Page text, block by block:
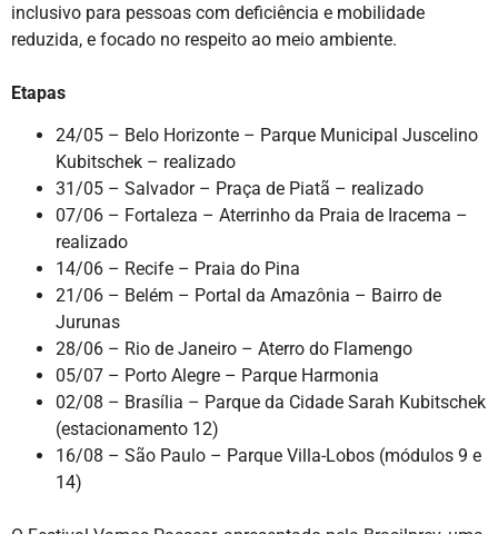
inclusivo para pessoas com deficiência e mobilidade
reduzida, e focado no respeito ao meio ambiente.
Etapas
24/05 – Belo Horizonte – Parque Municipal Juscelino
Kubitschek – realizado
31/05 – Salvador – Praça de Piatã – realizado
07/06 – Fortaleza – Aterrinho da Praia de Iracema –
realizado
14/06 – Recife – Praia do Pina
21/06 – Belém – Portal da Amazônia – Bairro de
Jurunas
28/06 – Rio de Janeiro – Aterro do Flamengo
05/07 – Porto Alegre – Parque Harmonia
02/08 – Brasília – Parque da Cidade Sarah Kubitschek
(estacionamento 12)
16/08 – São Paulo – Parque Villa-Lobos (módulos 9 e
14)